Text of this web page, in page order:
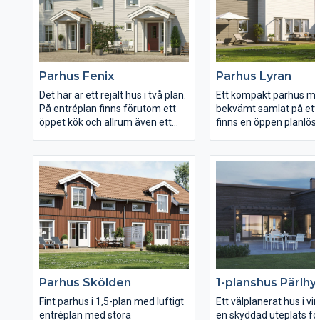
och härlig sällskapsyta innanför
entrén med praktisk
klädkammare att hänga undan
ytterplaggen i. Hela huset andas
symmetri och ordning, med gott
om förvaring och praktiska
lösningar. Här finns fyra sovrum,
varav ett föräldrasovrum med
eget lyxigt badrum, stort nog
vilket suddar ut
ute och inne. Innanför
vardagsrummet har
separata delar, en
barn-/ungdomsdel
allrum, alternativt
room/hemmabio, och
föräldrasvit med
closet och stort
Parhus Fenix
Det här är ett rejält hus i två plan.
På entréplan finns förutom ett
öppet kök och allrum även ett
sovrum och ett större allrum. Om
huset ska byggas i en slänt så
finns möjlighet att välja till ett
sluttningsplan.
Parhus Lyran
Ett kompakt parhus
bekvämt samlat på
finns en öppen
två toaletter ryms i
yteffektiva
Parhus Skölden
Fint parhus i 1,5-plan med luftigt
entréplan med stora
1-planshus
Ett välplanerat hus i
en skyddad uteplats